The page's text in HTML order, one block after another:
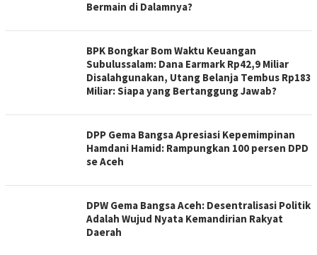
Bermain di Dalamnya?
BPK Bongkar Bom Waktu Keuangan
Subulussalam: Dana Earmark Rp42,9 Miliar
Disalahgunakan, Utang Belanja Tembus Rp183
Miliar: Siapa yang Bertanggung Jawab?
DPP Gema Bangsa Apresiasi Kepemimpinan
Hamdani Hamid: Rampungkan 100 persen DPD
se Aceh
DPW Gema Bangsa Aceh: Desentralisasi Politik
Adalah Wujud Nyata Kemandirian Rakyat
Daerah